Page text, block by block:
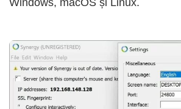
Windows, macOS și Linux.